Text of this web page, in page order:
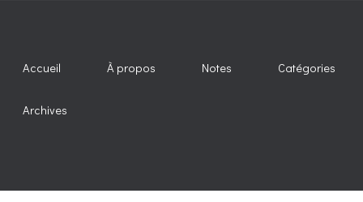
Accueil À propos Notes Catégories
Archives